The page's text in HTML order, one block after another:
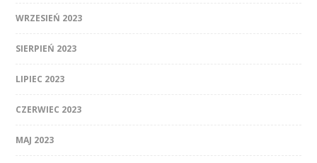
WRZESIEŃ 2023
SIERPIEŃ 2023
LIPIEC 2023
CZERWIEC 2023
MAJ 2023